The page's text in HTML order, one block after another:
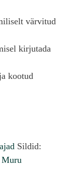
värvitud
kirjutada
kootud
Sildid:
Muru